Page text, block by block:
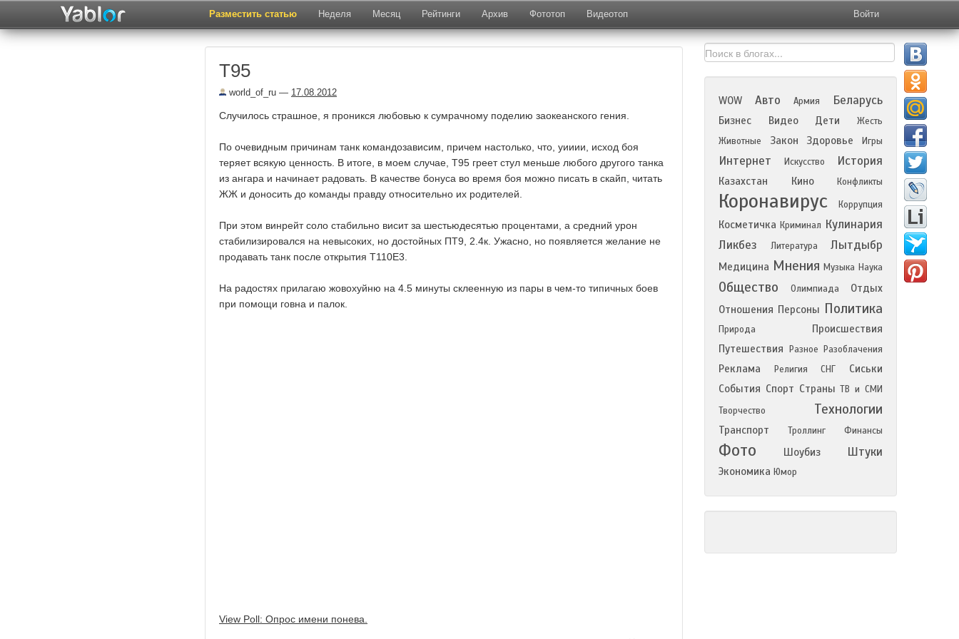
Разместить статью Неделя Месяц Рейтинги Архив Фототоп Видеотоп Войти
T95
world_of_ru — 17.08.2012
Случилось страшное, я проникся любовью к сумрачному поделию заокеанского гения.
По очевидным причинам танк командозависим, причем настолько, что, уииии, исход боя
теряет всякую ценность. В итоге, в моем случае, Т95 греет стул меньше любого другого танка
из ангара и начинает радовать. В качестве бонуса во время боя можно писать в скайп, читать
ЖЖ и доносить до команды правду относительно их родителей.
При этом винрейт соло стабильно висит за шестьюдесятью процентами, а средний урон
стабилизировался на невысоких, но достойных ПТ9, 2.4к. Ужасно, но появляется желание не
продавать танк после открытия Т110Е3.
На радостях прилагаю жовохуйню на 4.5 минуты склеенную из пары в чем-то типичных боев
при помощи говна и палок.
View Poll: Опрос имени понева.
WOW Авто Армия Беларусь
Бизнес Видео Дети
Жесть
Животные
Закон Здоровье Игры
Интернет Искусство История
Казахстан Кино Конфликты
Коронавирус Коррупция
Косметичка Криминал Кулинария
Ликбез
Литература Лытдыбр
Медицина Мнения Музыка Наука
Общество Олимпиада
Отдых
Отношения Персоны Политика
Природа
Происшествия
Путешествия
Разное Разоблачения
Реклама Религия СНГ
Сиськи
События Спорт Страны ТВ и СМИ
Творчество
Технологии
Транспорт Троллинг Финансы
Фото Шоубиз Штуки
Экономика Юмор